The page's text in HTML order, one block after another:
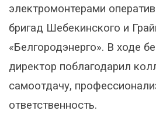
электромонтерами
бригад Шебекинского и
«Белгородэнерго». В ходе
директор поблагодарил
самоотдачу,
ответственность.